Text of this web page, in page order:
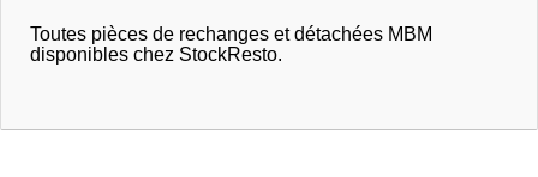
Toutes pièces de rechanges et détachées MBM
disponibles chez StockResto.